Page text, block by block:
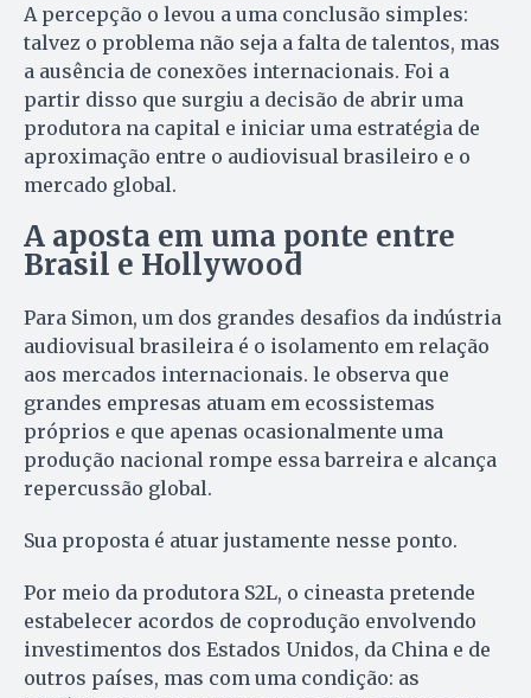
A percepção o levou a uma conclusão simples:
talvez o problema não seja a falta de talentos, mas
a ausência de conexões internacionais. Foi a
partir disso que surgiu a decisão de abrir uma
produtora na capital e iniciar uma estratégia de
aproximação entre o audiovisual brasileiro e o
mercado global.
A aposta em uma ponte entre
Brasil e Hollywood
Para Simon, um dos grandes desafios da indústria
audiovisual brasileira é o isolamento em relação
aos mercados internacionais. le observa que
grandes empresas atuam em ecossistemas
próprios e que apenas ocasionalmente uma
produção nacional rompe essa barreira e alcança
repercussão global.
Sua proposta é atuar justamente nesse ponto.
Por meio da produtora S2L, o cineasta pretende
estabelecer acordos de coprodução envolvendo
investimentos dos Estados Unidos, da China e de
outros países, mas com uma condição: as